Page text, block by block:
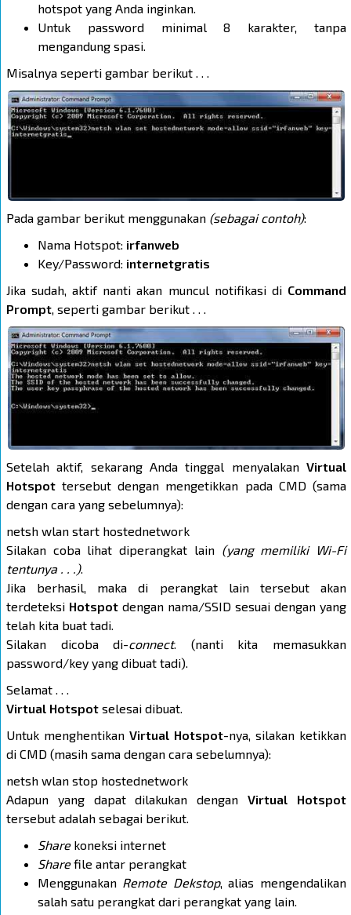
hotspot yang Anda inginkan.
Untuk password minimal 8 karakter, tanpa
mengandung spasi.
Misalnya seperti gambar berikut . . .
Pada gambar berikut menggunakan (sebagai contoh):
Nama Hotspot: irfanweb
Key/Password: internetgratis
Jika sudah, aktif nanti akan muncul notifikasi di Command
Prompt, seperti gambar berikut . . .
Setelah aktif, sekarang Anda tinggal menyalakan Virtual
Hotspot tersebut dengan mengetikkan pada CMD (sama
dengan cara yang sebelumnya):
netsh wlan start hostednetwork
Silakan coba lihat diperangkat lain (yang memiliki Wi-Fi
tentunya . . .).
Jika berhasil, maka di perangkat lain tersebut akan
terdeteksi Hotspot dengan nama/SSID sesuai dengan yang
telah kita buat tadi.
Silakan dicoba di-connect. (nanti kita memasukkan
password/key yang dibuat tadi).
Selamat . . .
Virtual Hotspot selesai dibuat.
Untuk menghentikan Virtual Hotspot-nya, silakan ketikkan
di CMD (masih sama dengan cara sebelumnya):
netsh wlan stop hostednetwork
Adapun yang dapat dilakukan denganVirtual Hotspot
tersebut adalah sebagai berikut.
Sharekoneksi internet
Sharefile antar perangkat
Menggunakan Remote Dekstop, alias mengendalikan
salah satu perangkat dari perangkat yang lain.